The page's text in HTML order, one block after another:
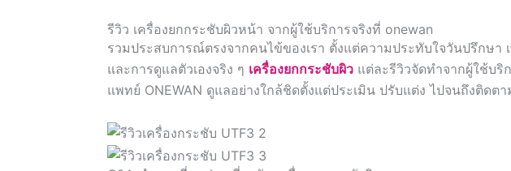
รีวิว เครื่องยกกระชับผิวหน้า จากผู้ใช้บริการจริงที่ onewan
รวมประสบการณ์ตรงจากคนไข้ของเรา ตั้งแต่ความประทับใจวันปรึกษ
และการดูแลตัวเองจริง ๆ เครื่องยกกระชับผิว แต่ละรีวิวจัดทำจากผู้ใช้บ
แพทย์ ONEWAN ดูแลอย่างใกล้ชิดตั้งแต่ประเมิน ปรับแต่ง ไปจนถึงติด